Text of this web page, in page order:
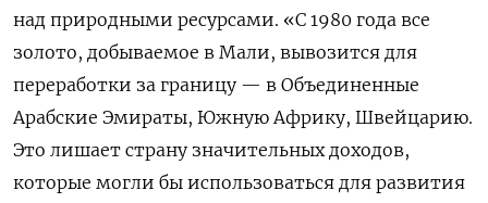
над природными ресурсами. «С 1980 года все
золото, добываемое в Мали, вывозится для
переработки за границу — в Объединенные
Арабские Эмираты, Южную Африку, Швейцарию.
Это лишает страну значительных доходов,
которые могли бы использоваться для развития